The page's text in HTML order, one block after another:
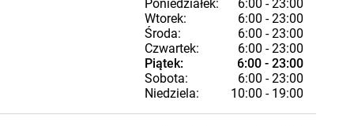
Poniedziałek:
6:00 - 23:00
Wtorek:
6:00 - 23:00
Środa:
6:00 - 23:00
Czwartek:
6:00 - 23:00
Piątek:
6:00 - 23:00
Sobota:
6:00 - 23:00
Niedziela:
10:00 - 19:00